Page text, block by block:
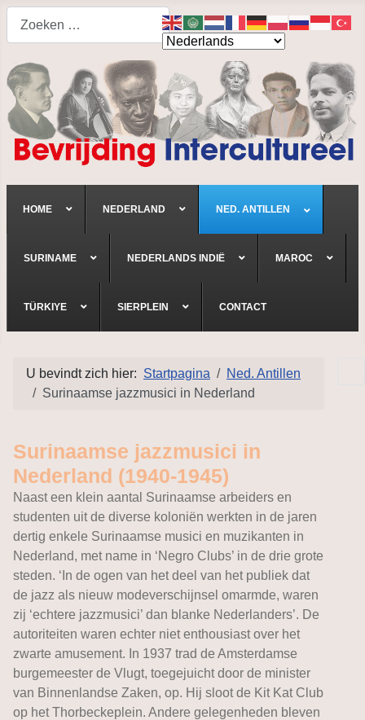
HOME NEDERLAND NED. ANTILLEN
SURINAME NEDERLANDS INDIË MAROC
TÜRKIYE SIERPLEIN CONTACT
U bevindt zich hier: Startpagina
Ned. Antillen
Surinaamse jazzmusici in Nederland
Surinaamse jazzmusici in
Nederland (1940-1945)
Naast een klein aantal Surinaamse arbeiders en
studenten uit de diverse koloniën werkten in de jaren
dertig enkele Surinaamse musici en muzikanten in
Nederland, met name in ‘Negro Clubs’ in de drie grote
steden. ‘In de ogen van het deel van het publiek dat
de jazz als nieuw modeverschijnsel omarmde, waren
zij ‘echtere jazzmusici’ dan blanke Nederlanders’. De
autoriteiten waren echter niet enthousiast over het
zwarte amusement. In 1937 trad de Amsterdamse
burgemeester de Vlugt, toegejuicht door de minister
van Binnenlandse Zaken, op. Hij sloot de Kit Kat Club
op het Thorbeckeplein. Andere gelegenheden bleven